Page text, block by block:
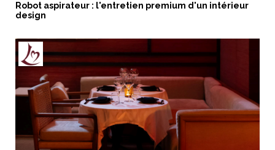
Robot aspirateur : l'entretien premium d'un intérieur
design